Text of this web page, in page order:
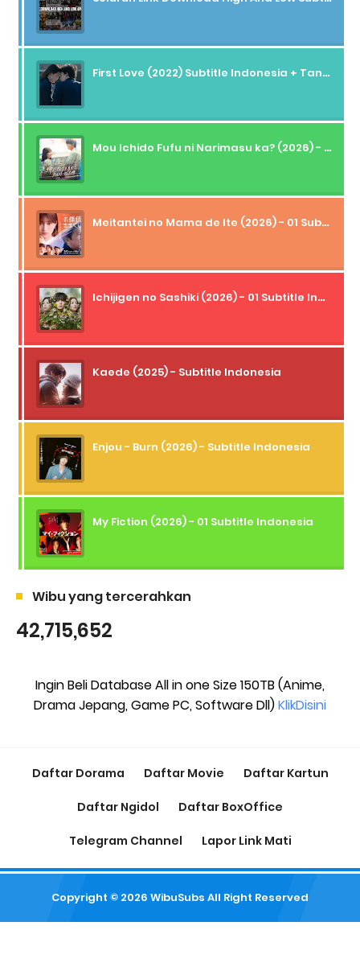
First Love (2022) Subtitle Indonesia + Tanpa Iklan + Streaming + 1080p
Mou Ichido Fufu ni Narimasu ka? (2026) - 01 Subtitle Indonesia
Meitantei no Mama de Ite (2026) - 01 Subtitle Indonesia
Ichijigen no Sashiki (2026) - 01 Subtitle Indonesia
Kaede (2025) - Subtitle Indonesia
Enjou - Burn (2026) - Subtitle Indonesia
My Fiction (2026) - 01 Subtitle Indonesia
Wibu yang tercerahkan
42,715,652
Ingin Beli Database All in one Size 150TB (Anime,
Drama Jepang, Game PC, Software Dll)KlikDisini
Daftar Dorama Daftar Movie Daftar Kartun
Daftar Ngidol Daftar BoxOffice
Telegram Channel Lapor Link Mati
Copyright © 2026 WibuSubs All Right Reserved